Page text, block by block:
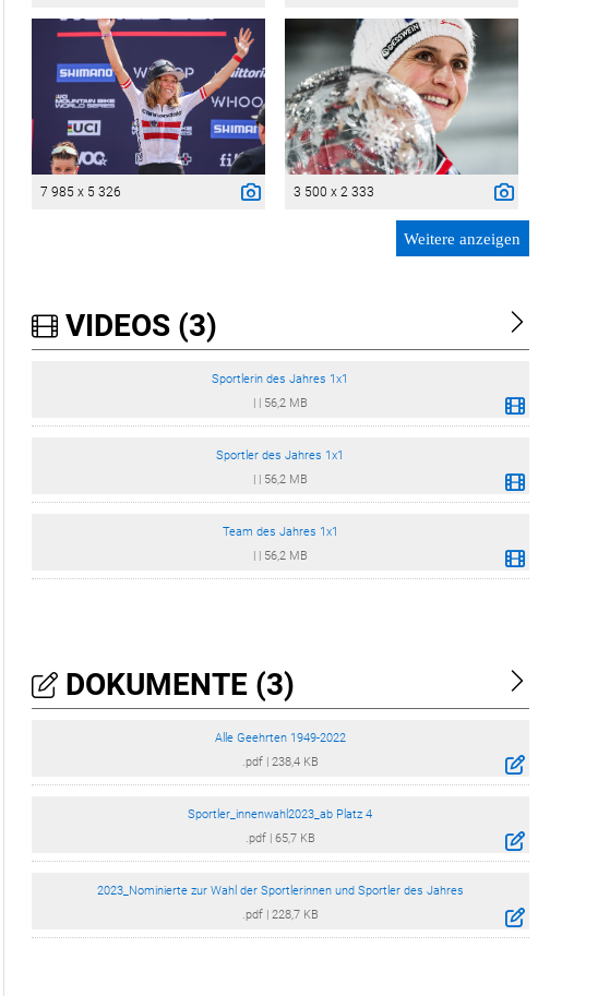
7 985 x 5 326 3 500 x 2 333
Weitere anzeigen
VIDEOS (3)
Sportlerin des Jahres 1x1
56,2 MB
Sportler des Jahres 1x1
56,2 MB
Team des Jahres 1x1
56,2 MB
DOKUMENTE (3)
Alle Geehrten 1949-2022
.pdf| 238,4 KB
Sportler_innenwahl2023_ab Platz 4
.pdf| 65,7 KB
2023_Nominierte zur Wahl der Sportlerinnen und Sportler des Jahres
.pdf| 228,7 KB